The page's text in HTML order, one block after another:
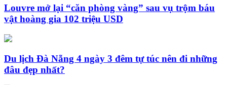
Louvre mở lại “căn phòng vàng” sau vụ trộm báu
vật hoàng gia 102 triệu USD
Du lịch Đà Nẵng 4 ngày 3 đêm tự túc nên đi những
đâu đẹp nhất?